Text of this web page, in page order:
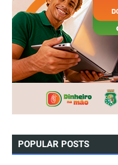
POPULAR POSTS